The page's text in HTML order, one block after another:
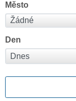
Město
Den